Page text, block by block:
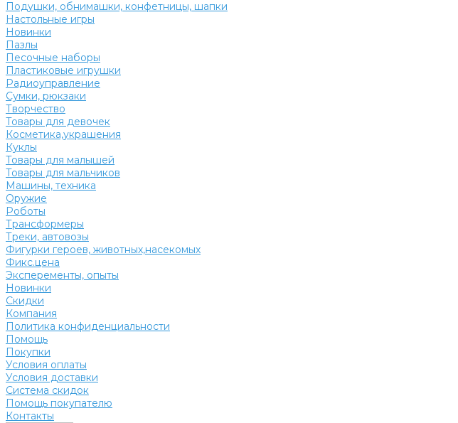
Подушки, обнимашки, конфетницы, шапки
Настольные игры
Новинки
Пазлы
Песочные наборы
Пластиковые игрушки
Радиоуправление
Сумки, рюкзаки
Творчество
Товары для девочек
Косметика,украшения
Куклы
Товары для малышей
Товары для мальчиков
Машины, техника
Оружие
Роботы
Трансформеры
Треки, автовозы
Фигурки героев, животных,насекомых
Фикс.цена
Эксперементы, опыты
Новинки
Скидки
Компания
Политика конфиденциальности
Помощь
Покупки
Условия оплаты
Условия доставки
Система скидок
Помощь покупателю
Контакты